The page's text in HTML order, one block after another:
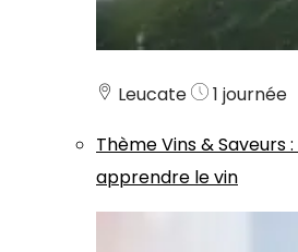
Leucate
1 journée
ThèmeVins & Saveurs:
apprendre le vin